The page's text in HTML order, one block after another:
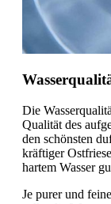
Die
Qualität des
den schönsten
kräftiger
hartem Wasser
Je purer und